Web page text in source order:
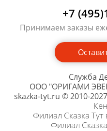
Служба
ООО "ОРИГАМИ
skazka-tyt.ru © 2010-
Филиал Сказка Тут
Филиал
+7
Принимаем заказы